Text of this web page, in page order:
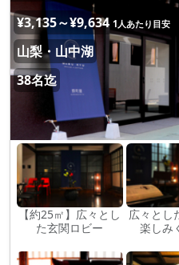
¥3,135～¥9,634 1人あたり目安
山梨・山中湖
38名迄
【約25㎡】広々とし
た玄関ロビー
広々とし
楽しみ